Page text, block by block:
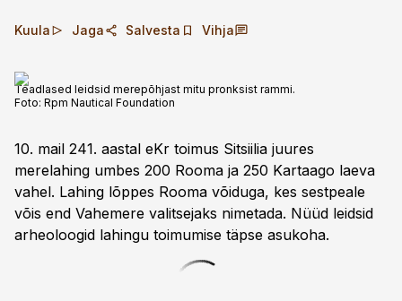
Kuula Jaga Salvesta Vihja
Teadlased leidsid merepõhjast mitu pronksist rammi.
Foto: Rpm Nautical Foundation
10. mail 241. aastal eKr toimus Sitsiilia juures
merelahing umbes 200 Rooma ja 250 Kartaago laeva
vahel. Lahing lõppes Rooma võiduga, kes sestpeale
võis end Vahemere valitsejaks nimetada. Nüüd leidsid
arheoloogid lahingu toimumise täpse asukoha.